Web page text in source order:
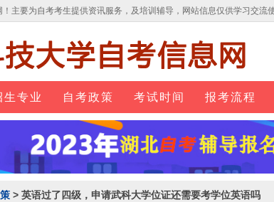
！主要为自考考生提供资讯服务，及培训辅导，网站信息仅供学习交流
生专业 自考政策 考试时间 报考流程
> 英语过了四级，申请武科大学位证还需要考学位英语吗